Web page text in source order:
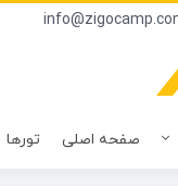
صفحه اصلی تورها